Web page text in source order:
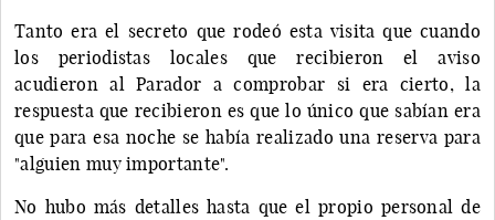
Tanto era el secreto que rodeó esta visita que cuando
los periodistas locales que recibieron el aviso
acudieron al Parador a comprobar si era cierto, la
respuesta que recibieron es que lo único que sabían era
que para esa noche se había realizado una reserva para
"alguien muy importante".
No hubo más detalles hasta que el propio personal de